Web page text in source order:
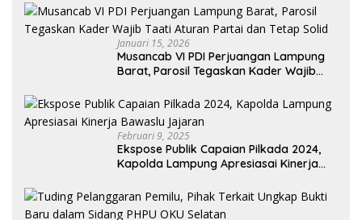
Januari 15, 2026
Musancab VI PDI Perjuangan Lampung
Barat, Parosil Tegaskan Kader Wajib
Februari 9, 2025
Ekspose Publik Capaian Pilkada 2024,
Kapolda Lampung Apresiasai Kinerja